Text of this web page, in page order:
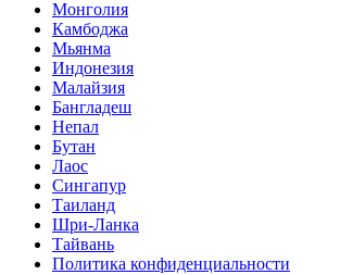
Монголия
Камбоджа
Мьянма
Индонезия
Малайзия
Бангладеш
Непал
Бутан
Лаос
Сингапур
Таиланд
Шри-Ланка
Тайвань
Политика конфиденциальности